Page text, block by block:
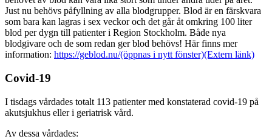
Just nu behövs påfyllning av alla blodgrupper. Blod är en färskvara
som bara kan lagras i sex veckor och det går åt omkring 100 liter
blod per dygn till patienter i Region Stockholm. Både nya
blodgivare och de som redan ger blod behövs! Här finns mer
information: https://geblod.nu/(öppnas i nytt fönster)(Extern länk)
Covid-19
I tisdags vårdades totalt 113 patienter med konstaterad covid-19 på
akutsjukhus eller i geriatrisk vård.
Av dessa vårdades: